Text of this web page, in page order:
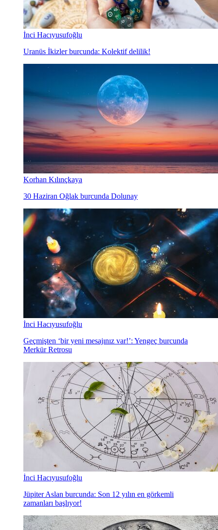
İnci Hacıyusufoğlu
Uranüs İkizler burcunda: Kolektif delilik!
Korhan Kılınçkaya
30 Haziran Oğlak burcunda Dolunay
İnci Hacıyusufoğlu
Geçmişten ‘bir yeni mesajınız var!’: Yengeç burcunda
Merkür Retrosu
İnci Hacıyusufoğlu
Jüpiter Aslan burcunda: Son 12 yılın en görkemli
zamanları başlıyor!